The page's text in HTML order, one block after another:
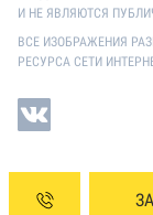
И НЕ ЯВЛЯЮТСЯ
ВСЕ ИЗОБРАЖЕНИЯ
РЕСУРСА СЕТИ